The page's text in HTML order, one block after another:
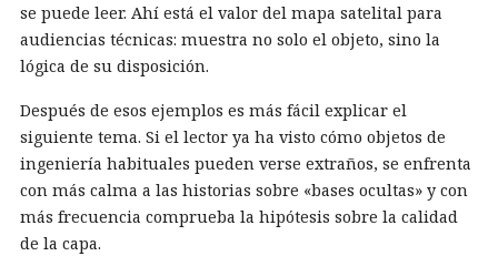
se puede leer. Ahí está el valor del mapa satelital para
audiencias técnicas: muestra no solo el objeto, sino la
lógica de su disposición.
Después de esos ejemplos es más fácil explicar el
siguiente tema. Si el lector ya ha visto cómo objetos de
ingeniería habituales pueden verse extraños, se enfrenta
con más calma a las historias sobre «bases ocultas» y con
más frecuencia comprueba la hipótesis sobre la calidad
de la capa.